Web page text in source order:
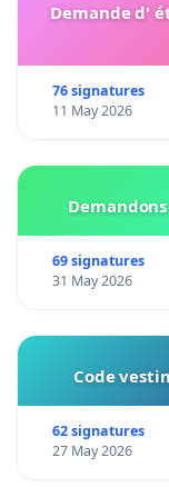
Demande d'
76 signatures
11 May 2026
69 signatures
31 May 2026
Code
62 signatures
27 May 2026